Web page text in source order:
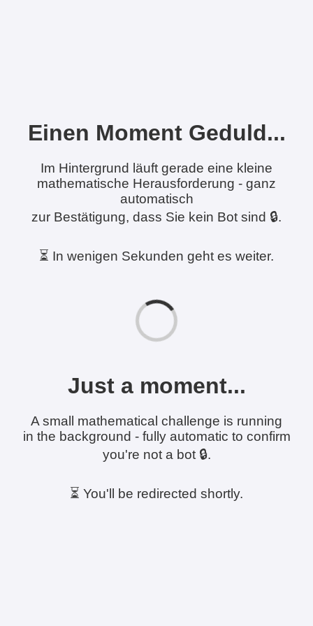
Einen Moment Geduld...
Im Hintergrund läuft gerade eine kleine
mathematische Herausforderung - ganz
automatisch
zur Bestätigung, dass Sie kein Bot sind 🔒.
⏳ In wenigen Sekunden geht es weiter.
Just a moment...
A small mathematical challenge is running
in the background - fully automatic to confirm
you're not a bot 🔒.
⏳ You'll be redirected shortly.